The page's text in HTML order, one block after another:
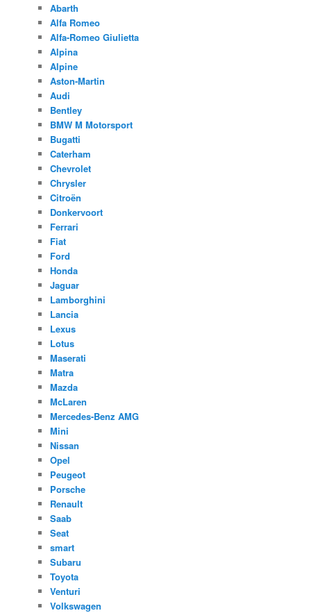
Abarth
Alfa Romeo
Alfa-Romeo Giulietta
Alpina
Alpine
Aston-Martin
Audi
Bentley
BMW M Motorsport
Bugatti
Caterham
Chevrolet
Chrysler
Citroën
Donkervoort
Ferrari
Fiat
Ford
Honda
Jaguar
Lamborghini
Lancia
Lexus
Lotus
Maserati
Matra
Mazda
McLaren
Mercedes-Benz AMG
Mini
Nissan
Opel
Peugeot
Porsche
Renault
Saab
Seat
smart
Subaru
Toyota
Venturi
Volkswagen